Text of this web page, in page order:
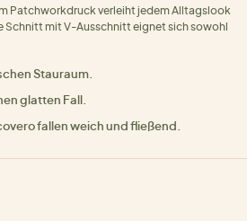
Patchworkdruck verleiht jedem Alltagslook
Schnitt mit V-Ausschnitt eignet sich sowohl
Stauraum.
glatten Fall.
fallen weich und fließend.